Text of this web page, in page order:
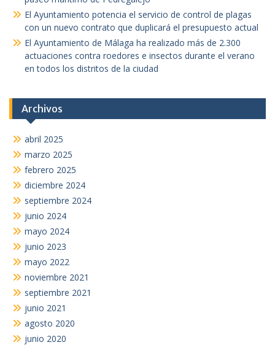
El Ayuntamiento potencia el servicio de control de plagas
con un nuevo contrato que duplicará el presupuesto actual
El Ayuntamiento de Málaga ha realizado más de 2.300
actuaciones contra roedores e insectos durante el verano
en todos los distritos de la ciudad
Archivos
abril 2025
marzo 2025
febrero 2025
diciembre 2024
septiembre 2024
junio 2024
mayo 2024
junio 2023
mayo 2022
noviembre 2021
septiembre 2021
junio 2021
agosto 2020
junio 2020